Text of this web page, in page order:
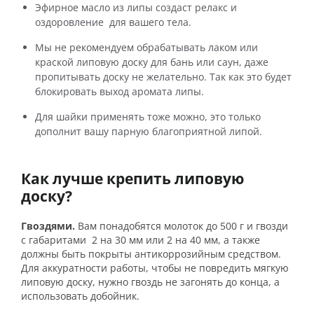
Эфирное масло из липы создаст релакс и
оздоровление для вашего тела.
Мы не рекомендуем обрабатывать лаком или
краской липовую доску для бань или саун, даже
пропитывать доску не желательно. Так как это будет
блокировать выход аромата липы.
Для шайки применять тоже можно, это только
дополнит вашу парную благоприятной липой.
Как лучше крепить липовую
доску?
Гвоздями. Вам понадобятся молоток до 500 г и гвозди
с габаритами 2 на 30 мм или 2 на 40 мм, а также
должны быть покрыты антикоррозийным средством.
Для аккуратности работы, чтобы не повредить мягкую
липовую доску, нужно гвоздь не загонять до конца, а
использовать добойник.